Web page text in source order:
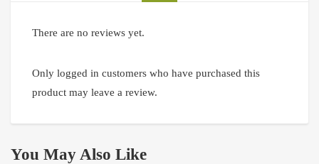
There are no reviews yet.
Only logged in customers who have purchased this
product may leave a review.
You May Also Like